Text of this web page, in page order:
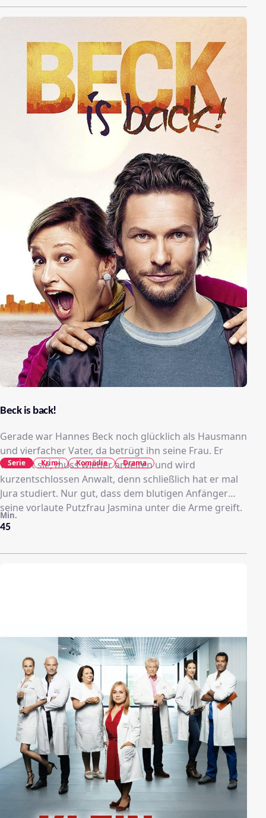
zweier erwachsener Kinder, Bonvivant, Berufssohn
und Vorstandsmitglied des Leuck-Erschwicker
den ganzen Laden einfach an die Boulevard-
Konkurrenz verschleudern will Wolfram nicht
Beck is back!
Gerade war Hannes Beck noch glücklich als Hausmann
und vierfacher Vater, da betrügt ihn seine Frau. Er
verlässt sie, muss wieder arbeiten und wird
kurzentschlossen Anwalt, denn schließlich hat er mal
Jura studiert. Nur gut, dass dem blutigen Anfänger
seine vorlaute Putzfrau Jasmina unter die Arme greift.
45
Min.
Serie Krimi Komödie Drama